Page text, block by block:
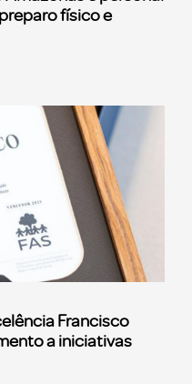
físico e
Francisco
a iniciativas